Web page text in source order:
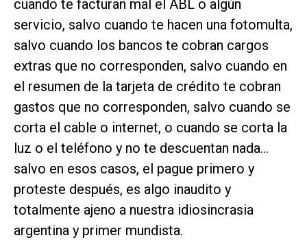
cuando te facturan mal el ABL o algún
servicio, salvo cuando te hacen una fotomulta,
salvo cuando los bancos te cobran cargos
extras que no corresponden, salvo cuando en
el resumen de la tarjeta de crédito te cobran
gastos que no corresponden, salvo cuando se
corta el cable o internet, o cuando se corta la
luz o el teléfono y no te descuentan nada...
salvo en esos casos, el pague primero y
proteste después, es algo inaudito y
totalmente ajeno a nuestra idiosincrasia
argentina y primer mundista.